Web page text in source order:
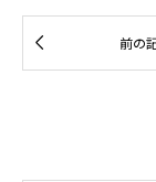
 前の